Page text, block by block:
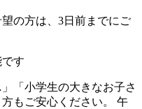
の方は、3日前までにご
す
「小学生の大きなお子さ
もご安心ください。 午